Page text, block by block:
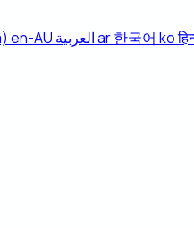
en-AU العربيةar한국어 ko